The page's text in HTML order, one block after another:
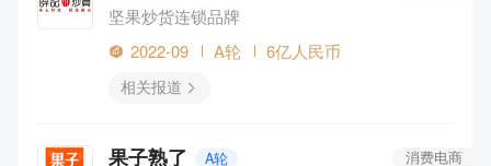
坚果炒货连锁品牌
2022-09 A轮 6亿人民币
相关报道
果子熟了 A轮 消费电商